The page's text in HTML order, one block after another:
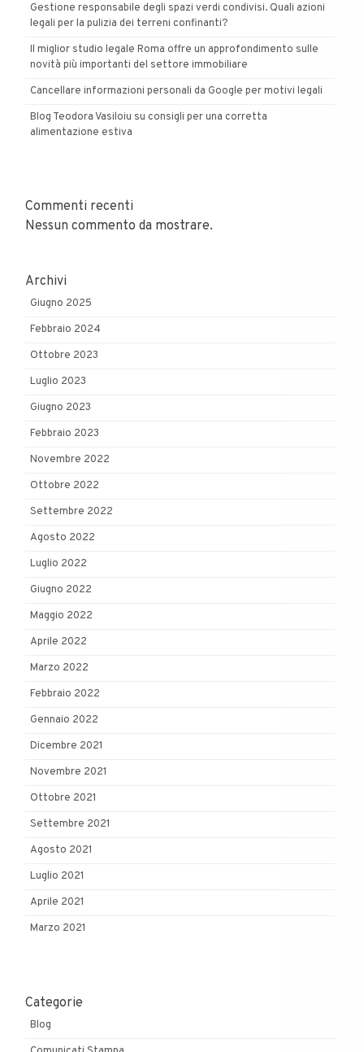
Gestione responsabile degli spazi verdi condivisi. Quali azioni
legali per la pulizia dei terreni confinanti?
Il miglior studio legale Roma offre un approfondimento sulle
novità più importanti del settore immobiliare
Cancellare informazioni personali da Google per motivi legali
Blog Teodora Vasiloiu su consigli per una corretta
alimentazione estiva
Commenti recenti
Nessun commento da mostrare.
Archivi
Giugno 2025
Febbraio 2024
Ottobre 2023
Luglio 2023
Giugno 2023
Febbraio 2023
Novembre 2022
Ottobre 2022
Settembre 2022
Agosto 2022
Luglio 2022
Giugno 2022
Maggio 2022
Aprile 2022
Marzo 2022
Febbraio 2022
Gennaio 2022
Dicembre 2021
Novembre 2021
Ottobre 2021
Settembre 2021
Agosto 2021
Luglio 2021
Aprile 2021
Marzo 2021
Categorie
Blog